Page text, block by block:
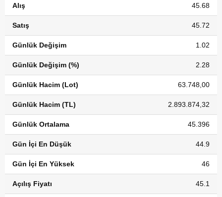
Alış 45.68
Satış 45.72
Günlük Değişim 1.02
Günlük Değişim (%) 2.28
Günlük Hacim (Lot) 63.748,00
Günlük Hacim (TL) 2.893.874,32
Günlük Ortalama 45.396
Gün İçi En Düşük 44.9
Gün İçi En Yüksek 46
Açılış Fiyatı 45.1